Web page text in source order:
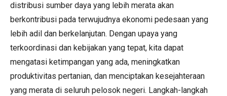
distribusi sumber daya yang lebih merata akan
berkontribusi pada terwujudnya ekonomi pedesaan yang
lebih adil dan berkelanjutan. Dengan upaya yang
terkoordinasi dan kebijakan yang tepat, kita dapat
mengatasi ketimpangan yang ada, meningkatkan
produktivitas pertanian, dan menciptakan kesejahteraan
yang merata di seluruh pelosok negeri. Langkah-langkah